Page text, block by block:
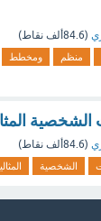
(84.6ألف نقاط)
منظم ومخطط
المثالية (1
(84.6ألف نقاط)
الشخصية